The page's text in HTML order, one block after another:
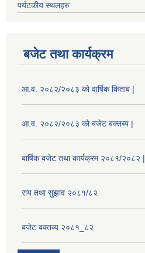
पर्यटकीय स्थलहरु
बजेट तथा कार्यक्रम
आ.व. २०८२/२०८३ को वार्षिक किताब |
आ.व. २०८२/२०८३ को बजेट बक्तब्य |
बार्षिक बजेट तथा कार्यक्रम २०८१/२०८२ |
राय तथा सुझाव २०८१/८२
बजेट बक्तव्य २०८१_८२